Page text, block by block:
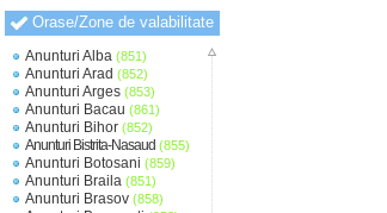
Orase/Zone de valabilitate
Anunturi Alba (851)
Anunturi Arad (852)
Anunturi Arges (853)
Anunturi Bacau (861)
Anunturi Bihor (852)
Anunturi Bistrita-Nasaud (855)
Anunturi Botosani (859)
Anunturi Braila (851)
Anunturi Brasov (858)